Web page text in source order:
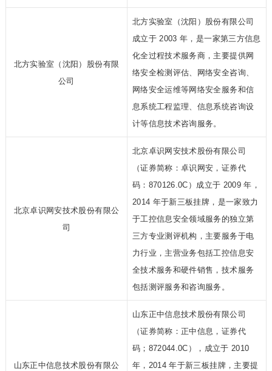
北方实验室（沈阳）股份有限
公司
北方实验室（沈阳）股份有限公司
成立于 2003 年，是一家第三方信息
化全过程技术服务商，主要提供网
络安全检测评估、网络安全咨询、
网络安全运维等网络安全服务和信
息系统工程监理、信息系统咨询设
计等信息技术咨询服务。
北京卓识网安技术股份有限公
司
北京卓识网安技术股份有限公司
（证券简称：卓识网安，证券代
码：870126.0C）成立于 2009 年，
2014 年于新三板挂牌，是一家致力
于工控信息安全领域服务的独立第
三方专业测评机构，主要服务于电
力行业，主营业务包括工控信息安
全技术服务和硬件销售，技术服务
包括测评服务和咨询服务。
山东正中信息技术股份有限公
山东正中信息技术股份有限公司
（证券简称：正中信息，证券代
码；872044.0C），成立于 2010
年，2014 年于新三板挂牌，主要提